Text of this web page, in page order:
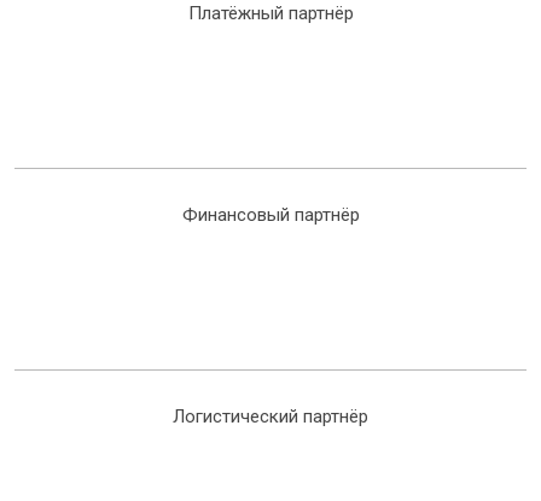
Платёжный партнёр
Финансовый партнёр
Логистический партнёр